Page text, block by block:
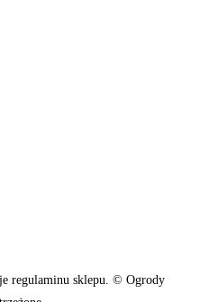
regulaminu sklepu. © Ogrody